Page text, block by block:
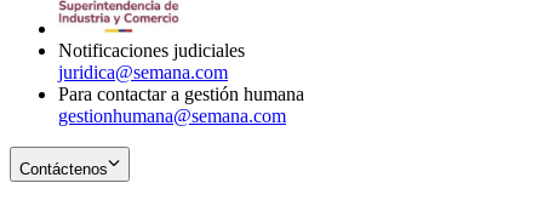
Notificaciones judiciales
juridica@semana.com
Para contactar a gestión humana
gestionhumana@semana.com
Contáctenos